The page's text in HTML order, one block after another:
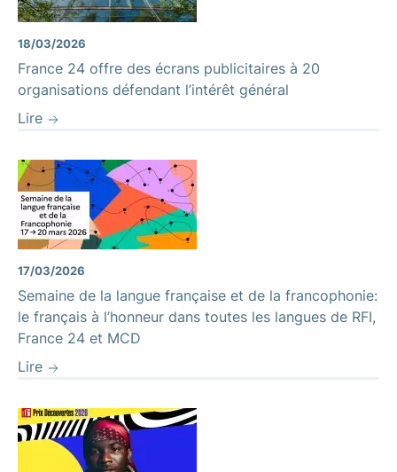
18/03/2026
France 24 offre des écrans publicitaires à 20
organisations défendant l’intérêt général
Lire
17/03/2026
Semaine de la langue française et de la francophonie:
le français à l’honneur dans toutes les langues de RFI,
France 24 et MCD
Lire